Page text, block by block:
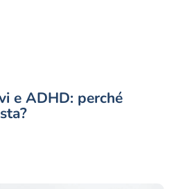
e ADHD: perché